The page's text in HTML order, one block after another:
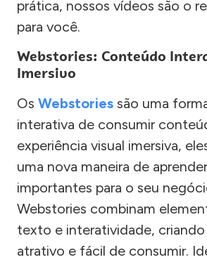
prática, nossos vídeos são o
para você.
Webstories: Conteúdo
Imersivo
Os Webstories são uma
interativa de consumir
experiência visual imersiva,
uma nova maneira de
importantes para o seu
Webstories combinam
texto e interatividade,
atrativo e fácil de consumir.